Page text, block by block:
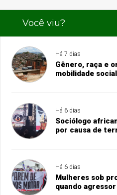
Você viu?
Há 7 dias
Gênero, raça e
mobilidade
Há 6 dias
Sociólogo
por causa de
Há 6 dias
Mulheres sob
quando